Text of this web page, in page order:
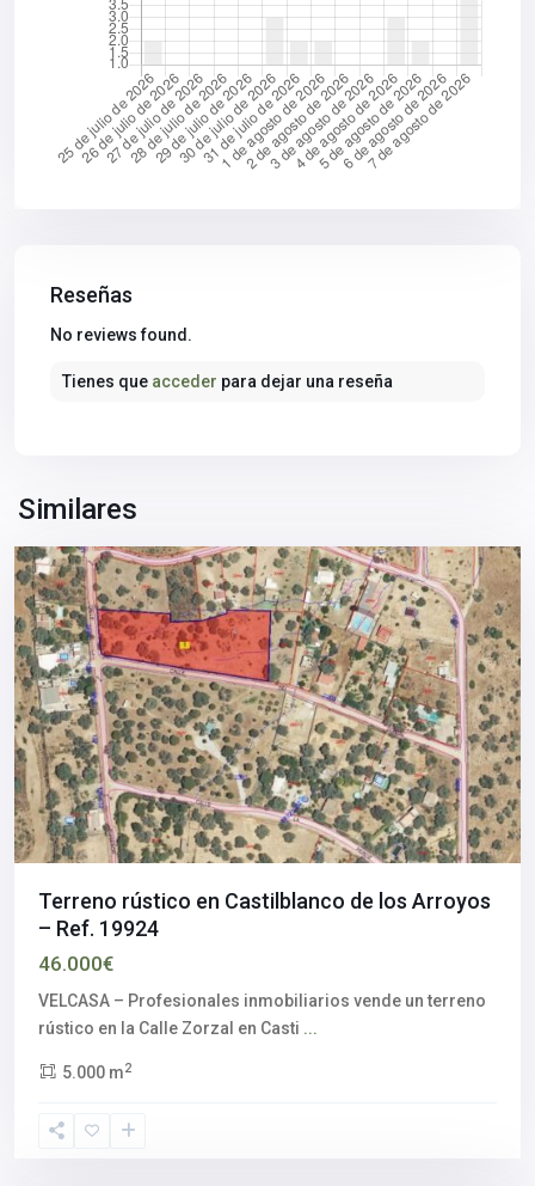
Reseñas
No reviews found.
Tienes que acceder para dejar una reseña
Similares
Sierra
Castilblanco
Sevilla
provincia
Terreno rústico en Castilblanco de los Arroyos
– Ref. 19924
46.000€
VELCASA – Profesionales inmobiliarios vende un terreno
rústico en la Calle Zorzal en Casti ...
5.000 m2